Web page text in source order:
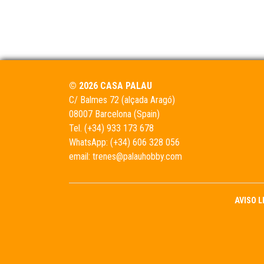
© 2026 CASA PALAU
C/ Balmes 72 (alçada Aragó)
08007 Barcelona (Spain)
Tel. (+34) 933 173 678
WhatsApp: (+34) 606 328 056
email: trenes@palauhobby.com
AVISO